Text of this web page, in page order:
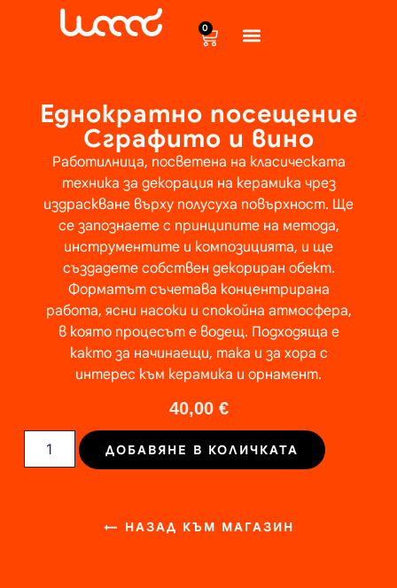
0
← НАЗАД КЪМ МАГАЗИН
Еднократно посещение
Сграфито и вино
Работилница, посветена на класическата
техника за декорация на керамика чрез
издраскване върху полусуха повърхност. Ще
се запознаете с принципите на метода,
инструментите и композицията, и ще
създадете собствен декориран обект.
Форматът съчетава концентрирана
работа, ясни насоки и спокойна атмосфера,
в която процесът е водещ. Подходяща е
както за начинаещи, така и за хора с
интерес към керамика и орнамент.
40,00 €
ДОБАВЯНЕ В КОЛИЧКАТА